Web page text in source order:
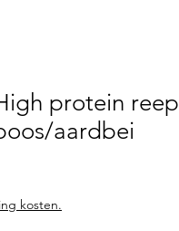
protein reep
aardbei
kosten.